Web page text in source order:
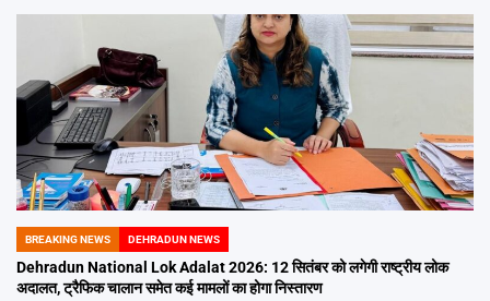
POSTED
IN
BREAKING NEWS DEHRADUN NEWS
Dehradun National Lok Adalat 2026: 12 सितंबर को लगेगी राष्ट्रीय लोक
अदालत, ट्रैफिक चालान समेत कई मामलों का होगा निस्तारण